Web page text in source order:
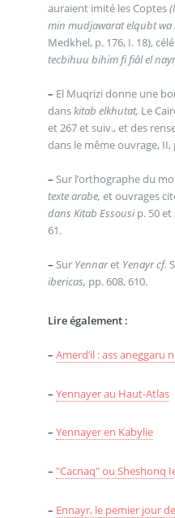
auraient imité les Coptes
min mudjawarat elqubt
Medkhel, p. 176, I. 18),
tecbihuu bihim fi fiâl el
– El Muqrizi donne une
danskitab elkhutat, Le
et 267 et suiv., et des
dans le même ouvrage, II,
– Sur l’orthographe du
texte arabe, et ouvrages
dans Kitab Essousip. 50
61.
– Sur Yennaret Yenayrcf.
ibericas, pp. 608, 610.
Lire également :
– Amerd’il : ass aneggaru
– Yennayer au Haut-Atlas
– Yennayer en Kabylie
– "Cacnaq" ou Sheshonq
– Ennayr, le pemier jour de